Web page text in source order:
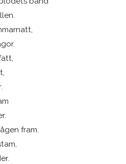
fram.